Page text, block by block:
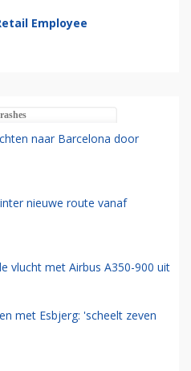
Employee
naar Barcelona door
nieuwe route vanaf
vlucht met Airbus A350-900 uit
met Esbjerg: 'scheelt zeven